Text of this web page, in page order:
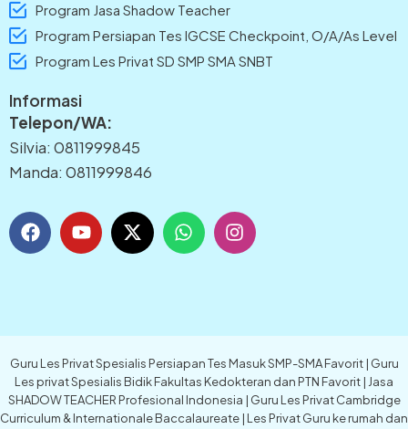
Program Jasa Shadow Teacher
Program Persiapan Tes IGCSE Checkpoint, O/A/As Level
Program Les Privat SD SMP SMA SNBT
Informasi
Telepon/WA:
Silvia: 0811999845
Manda: 0811999846
F
a
c
o
Y
o
u
e
X
-
t
t
e
r
W
h
a
p
I
n
s
r
a
m
Guru Les Privat Spesialis Persiapan Tes Masuk SMP-SMA Favorit | Guru
Les privat Spesialis Bidik Fakultas Kedokteran dan PTN Favorit | Jasa
SHADOW TEACHER Profesional Indonesia | Guru Les Privat Cambridge
Curriculum & Internationale Baccalaureate | Les Privat Guru ke rumah dan